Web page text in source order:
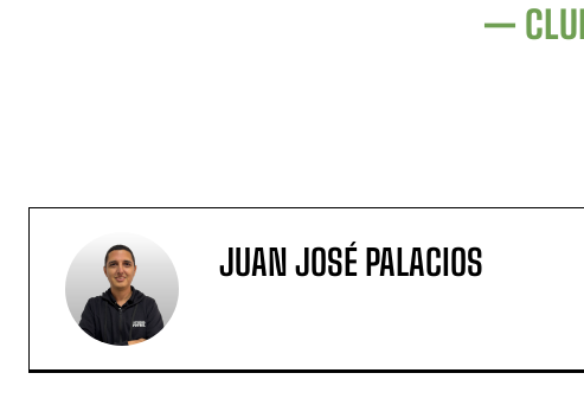
—
JUAN JOSÉ PALACIOS